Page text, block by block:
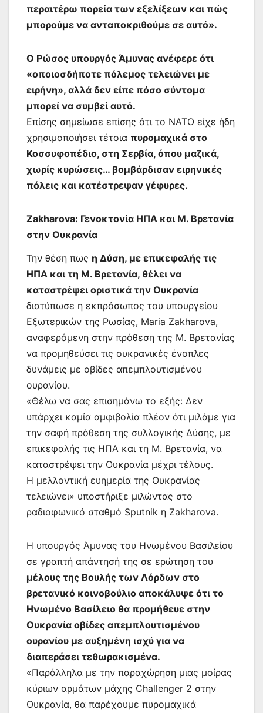
περαιτέρω πορεία των εξελίξεων και πώς
μπορούμε να ανταποκριθούμε σε αυτό».
Ο Ρώσος υπουργός Άμυνας ανέφερε ότι
«οποιοσδήποτε πόλεμος τελειώνει με
ειρήνη», αλλά δεν είπε πόσο σύντομα
μπορεί να συμβεί αυτό.
Επίσης σημείωσε επίσης ότι το ΝΑΤΟ είχε ήδη
χρησιμοποιήσει τέτοια πυρομαχικά στο
Κοσσυφοπέδιο, στη Σερβία, όπου μαζικά,
χωρίς κυρώσεις… βομβάρδισαν ειρηνικές
πόλεις και κατέστρεψαν γέφυρες.
Zakharova: Γενοκτονία ΗΠΑ και Μ. Βρετανία
στην Ουκρανία
Την θέση πως η Δύση, με επικεφαλής τις
ΗΠΑ και τη Μ. Βρετανία, θέλει να
καταστρέψει οριστικά την Ουκρανία
διατύπωσε η εκπρόσωπος του υπουργείου
Εξωτερικών της Ρωσίας, Maria Zakharova,
αναφερόμενη στην πρόθεση της Μ. Βρετανίας
να προμηθεύσει τις ουκρανικές ένοπλες
δυνάμεις με οβίδες απεμπλουτισμένου
ουρανίου.
«Θέλω να σας επισημάνω το εξής: Δεν
υπάρχει καμία αμφιβολία πλέον ότι μιλάμε για
την σαφή πρόθεση της συλλογικής Δύσης, με
επικεφαλής τις ΗΠΑ και τη Μ. Βρετανία, να
καταστρέψει την Ουκρανία μέχρι τέλους.
Η μελλοντική ευημερία της Ουκρανίας
τελειώνει» υποστήριξε μιλώντας στο
ραδιοφωνικό σταθμό Sputnik η Zakharova.
Η υπουργός Άμυνας του Ηνωμένου Βασιλείου
σε γραπτή απάντησή της σε ερώτηση του
μέλους της Βουλής των Λόρδων στο
βρετανικό κοινοβούλιο αποκάλυψε ότι το
Ηνωμένο Βασίλειο θα προμήθευε στην
Ουκρανία οβίδες απεμπλουτισμένου
ουρανίου με αυξημένη ισχύ για να
διαπεράσει τεθωρακισμένα.
«Παράλληλα με την παραχώρηση μιας μοίρας
κύριων αρμάτων μάχης Challenger 2 στην
Ουκρανία, θα παρέχουμε πυρομαχικά